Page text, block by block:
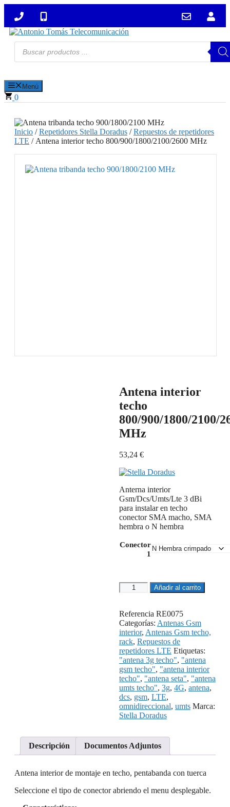
contenido
Búsqueda
productos
Menú
0
Inicio /Repetidores Stella Doradus /Repuestos de repetidores
LTE / Antena interior techo 800/900/1800/2100/2600 MHz
Antena interior
techo
800/900/1800/2100/
MHz
53,24 €
Anterna interior
Gsm/Dcs/Umts/Lte 3 dBi
para instalar en techo
conector SMA macho, SMA
hembra o N hembra
Conector
1
Antena
interior
800/900/1800/2100/2600
MHz
cantidad
Añadir al carrito
Referencia RE0075
Categorías: Antenas Gsm
interior, Antenas Gsm techo,
rack, Repuestos de
repetidores LTE Etiquetas:
"antena 3g techo", "antena
gsm techo", "antena interior
techo", "antena seta", "antena
umts techo", 3g, 4G, antena,
dcs, gsm, LTE,
omnidireccional, umts Marca:
Stella Doradus
Descripción Documentos Adjuntos
Antena interior de montaje en techo, pentabanda con tuerca
Seleccione el tipo de conector abriendo el menu desplegable.